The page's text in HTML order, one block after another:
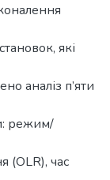
які
аналіз п’яти
режим/
(OLR), час